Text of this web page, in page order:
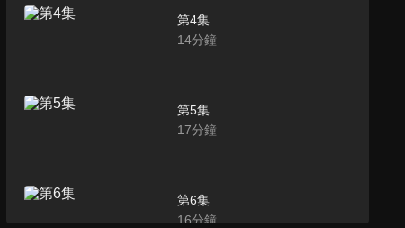
第4集
14分鐘
第5集
17分鐘
第6集
16分鐘